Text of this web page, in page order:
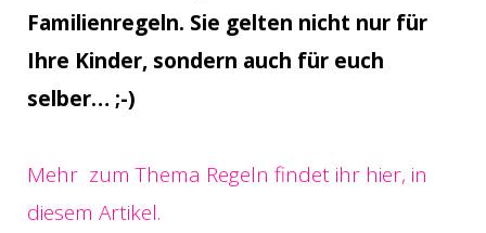
Familienregeln. Sie gelten nicht nur für
Ihre Kinder, sondern auch für euch
selber… ;-)
Mehr zum Thema Regeln findet ihr hier, in
diesem Artikel.